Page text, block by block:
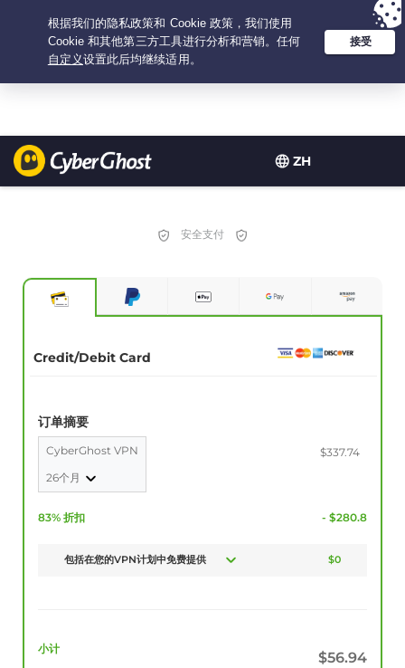
ZH
Your choice:The Best Dealfor 2.1666666666667-years at $2.19
/month
安全支付
Credit/Debit Card
订单摘要
CyberGhost VPN
26个月
$337.74
83% 折扣 - $280.8
包括在您的VPN计划中免费提供 $0
小计
$56.94